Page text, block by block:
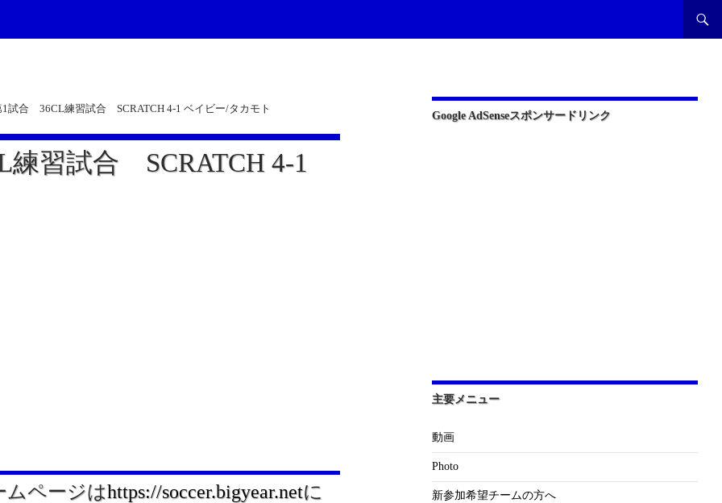
1試合 36CL練習試合 SCRATCH 4-1 ベイビー/タカモト
習試合 SCRATCH 4-1
ムページはhttps://soccer.bigyear.netに
Google AdSenseスポンサードリンク
主要メニュー
動画
Photo
新参加希望チームの方へ